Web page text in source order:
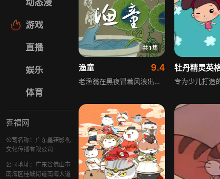
动态漫
游戏
直播
娱乐
体育
喜福网
公司名称：广东鑫锘影视
文化传播有限公司
公司地址：广东省佛山市
南海区桂城街道南海大道
共1集
渔童 9.4
老渔翁在黑夜冒着风浪出海捕鱼，捞了一个绘有渔童的古老鱼盆。深夜，渔童从盆里跳出，垂钩钓鱼，溅出的水都变成了珍珠。洋教士得知后，勾结官老爷要霸占这件宝物，遭到渔翁的痛斥。为了不让鱼盆落入洋人之手，渔翁在公堂把鱼盆摔碎。这时渔童从盆里跳出，甩起钓竿把洋教士扔进大海。
牡丹精灵英